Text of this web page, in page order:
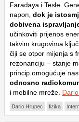
Faradaya i Tesle.
napon, dok je
dobivena
učinkoviti prijenos
takvim krugovima
čiji se otpor mijenja s
rezonanciju – stanje
princip omogućuje
odnosno
i mobilne mreže.
Dario Hrupec fizika